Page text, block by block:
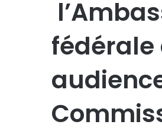
fédérale